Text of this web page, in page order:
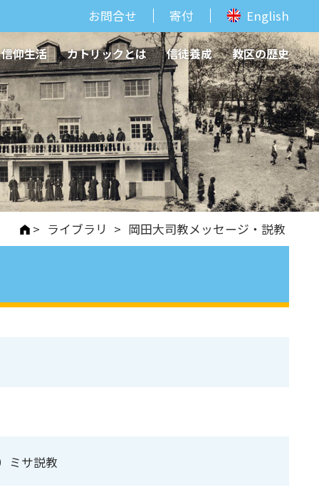
お問合せ 寄付 English
信仰生活 カトリックとは 信徒養成 教区の歴史
> ライブラリ > 岡田大司教メッセージ・説教
ミサ説教